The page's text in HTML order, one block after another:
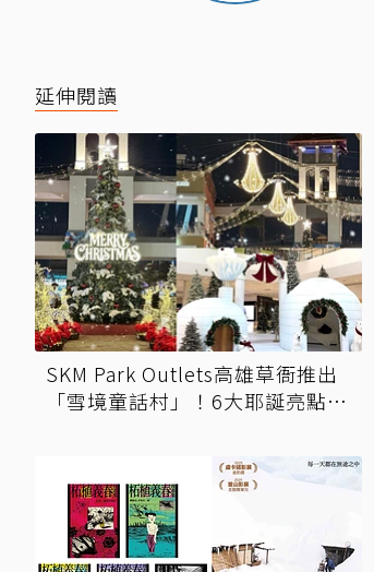
延伸閱讀
SKM Park Outlets高雄草衙推出
「雪境童話村」！6大耶誕亮點一